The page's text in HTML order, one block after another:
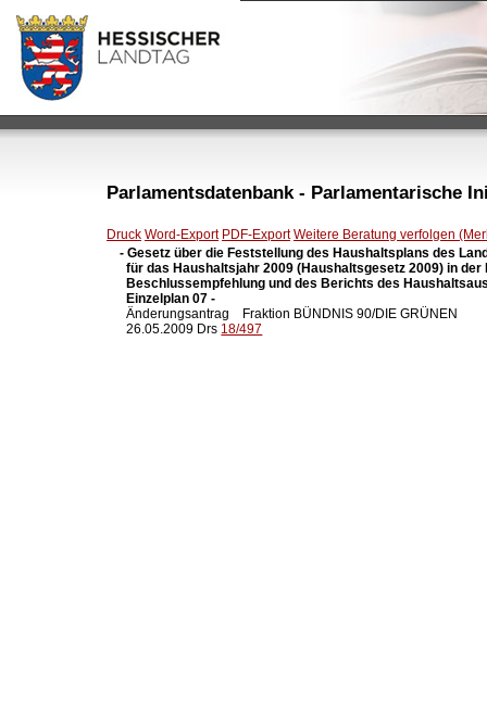
Parlamentsdatenbank - Parlamentarische
Druck Word-Export PDF-Export Weitere Beratung verfolgen
- Gesetz über die Feststellung des Haushaltsplans des
für das Haushaltsjahr 2009 (Haushaltsgesetz 2009) in
Beschlussempfehlung und des Berichts des
  Einzelplan 07 -
Änderungsantrag    Fraktion BÜNDNIS 90/DIE GRÜNEN
  26.05.2009 Drs
18/497